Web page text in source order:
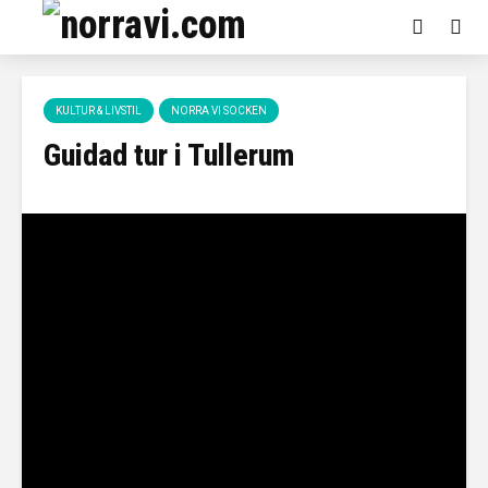
KULTUR & LIVSTIL NORRA VI SOCKEN
Guidad tur i Tullerum